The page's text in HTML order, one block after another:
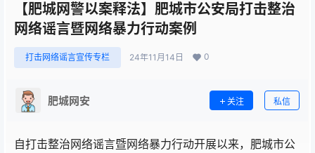
【肥城网警以案释法】肥城市公安局打击整治
网络谣言暨网络暴力行动案例
打击网络谣言宣传专栏 24年11月14日 0
肥城网安 关注 私信
自打击整治网络谣言暨网络暴力行动开展以来，肥城市公